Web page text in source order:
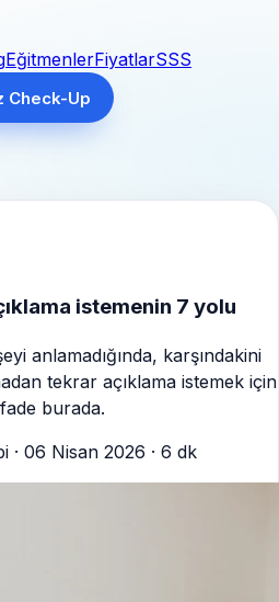
EğitmenlerFiyatlarSSS
Check-Up
istemenin 7 yolu
anlamadığında, karşındakini
tekrar açıklama istemek için
burada.
· 06 Nisan 2026 · 6 dk